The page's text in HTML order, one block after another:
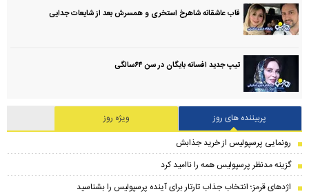
قاب عاشقانه شاهرخ استخری و همسرش بعد از شایعات جدایی
تیپ جدید افسانه بایگان در سن ۶۴سالگی
پربیننده های روز
ویژه روز
رونمایی پرسپولیس از خرید جذابش
گزینه مدنظر پرسپولیس همه را ناامید کرد
اژدهای قرمز؛ انتخاب جذاب تارتار برای آینده پرسپولیس را بشناسید